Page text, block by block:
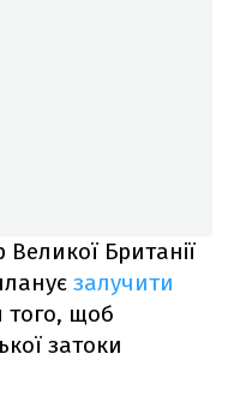
Великої Британії
залучити
того, щоб
затоки